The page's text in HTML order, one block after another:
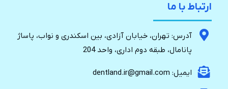
ارتباط با ما
آدرس: تهران، خیابان آزادی، بین اسکندری و نواب، پاساژ
پانامال، طبقه دوم اداری، واحد 204
ایمیل: dentland.ir@gmail.com